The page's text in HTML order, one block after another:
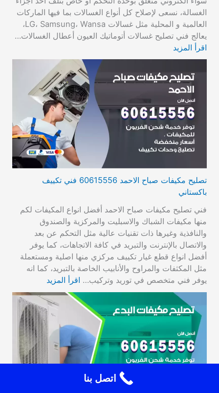
الغسالة، نسعى لإصلاح كل أنواع الغسالات بما فيها الماركات
العالمية و المحلية مثل غسالات LG، Samsung، Wansa،
يعالج فني تصليح غسالات أتوماتيك العيون أعطال الغسالات…
اقرأ المزيد
تصليح مكيفات صباح الاحمد 60615556 فني تكييف
باكستاني
فني تصليح مكيفات صباح الاحمد أفضل انواع المكيفات لكم
منها مكيفات الشباك والاسبليت والمركزية والصندوق
والنافذية وغيرها ذات تقنيات عالية مثل التحكم عن بعد
والاتصال بالإنترنت والتبريد في كافة الاتجاهات، كما يوفر
أفضل انواع قطع غيار تكييف مركزي منها اصلية ومستعملة
مثل المكثفات والمراوح والأنابيب الخاصة بالتبريد، كما انه
يوفر فني متخصص في توريد وتركيب… اقرأ المزيد
اتصل بنا